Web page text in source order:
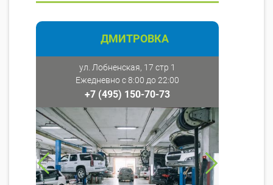
ДМИТРОВКА
ул. Лобненская, 17 стр 1
Ежедневно с 8:00 до 22:00
+7 (495) 150-70-73